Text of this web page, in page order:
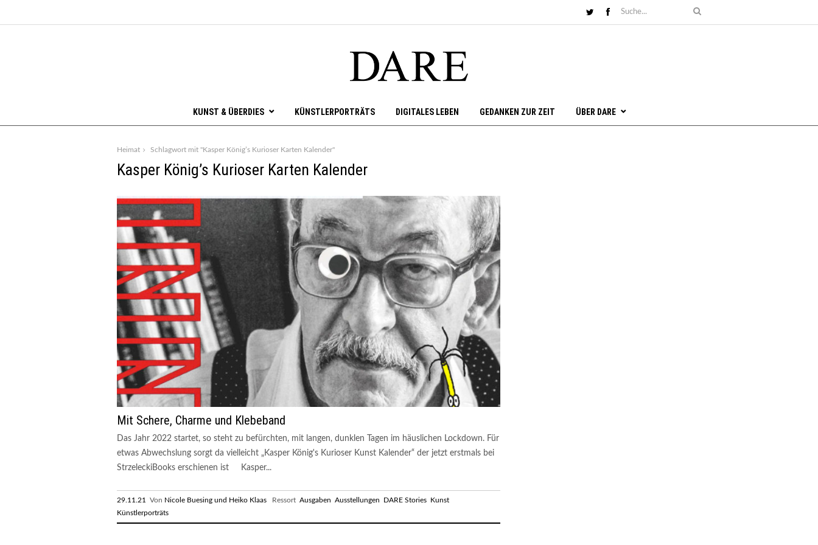
KUNST & ÜBERDIES KÜNSTLERPORTRÄTS DIGITALES LEBEN GEDANKEN ZUR ZEIT ÜBER DARE
Heimat Schlagwort mit "Kasper König’s Kurioser Karten Kalender"
Kasper König’s Kurioser Karten Kalender
Mit Schere, Charme und Klebeband
Das Jahr 2022 startet, so steht zu befürchten, mit langen, dunklen Tagen im häuslichen Lockdown. Für
etwas Abwechslung sorgt da vielleicht „Kasper König's Kurioser Kunst Kalender“ der jetzt erstmals bei
StrzeleckiBooks erschienen ist Kasper...
29.11.21 Von Nicole Buesing und Heiko Klaas Ressort Ausgaben Ausstellungen DARE Stories Kunst
Künstlerporträts